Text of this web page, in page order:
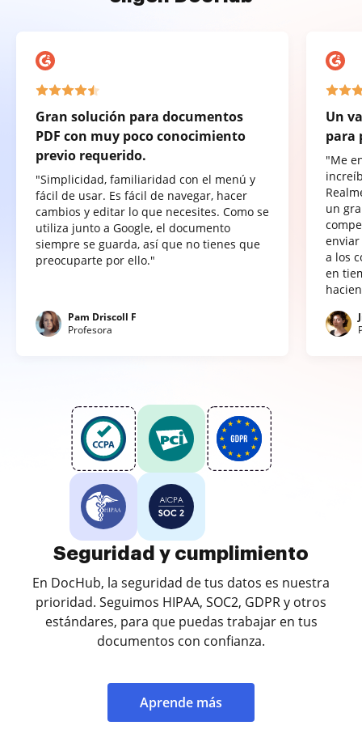
Gran solución para documentos
PDF con muy poco conocimiento
previo requerido.
"Simplicidad, familiaridad con el menú y
fácil de usar. Es fácil de navegar, hacer
cambios y editar lo que necesites. Como se
utiliza junto a Google, el documento
siempre se guarda, así que no tienes que
preocuparte por ello."
Pam Driscoll F
Profesora
Un
para
"Me
un
a los
en
Seguridad y cumplimiento
En DocHub, la seguridad de tus datos es nuestra
prioridad. Seguimos HIPAA, SOC2, GDPR y otros
estándares, para que puedas trabajar en tus
documentos con confianza.
Aprende más